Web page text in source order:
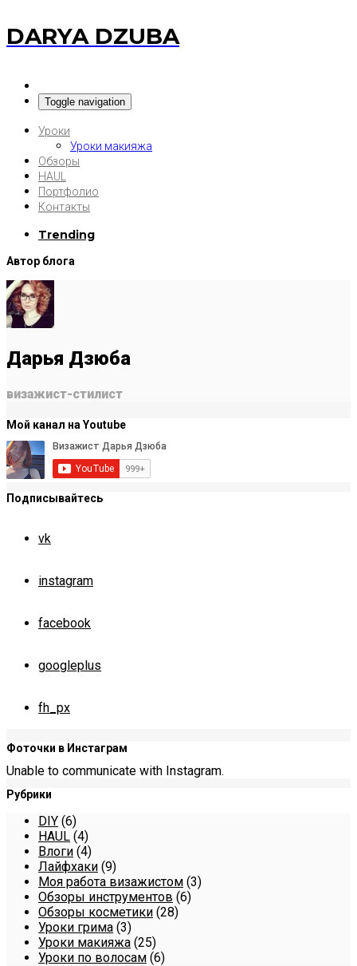
DARYA DZUBA
Toggle navigation
Уроки
Уроки макияжа
Обзоры
HAUL
Портфолио
Контакты
Trending
Автор блога
Дарья Дзюба
визажист-стилист
Мой канал на Youtube
Подписывайтесь
vk
instagram
facebook
googleplus
fh_px
Фоточки в Инстаграм
Unable to communicate with Instagram.
Рубрики
DIY (6)
HAUL (4)
Влоги (4)
Лайфхаки (9)
Моя работа визажистом (3)
Обзоры инструментов (6)
Обзоры косметики (28)
Уроки грима (3)
Уроки макияжа (25)
Уроки по волосам (6)